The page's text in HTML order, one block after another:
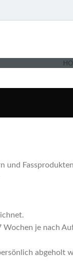
und
je nach
abgeholt